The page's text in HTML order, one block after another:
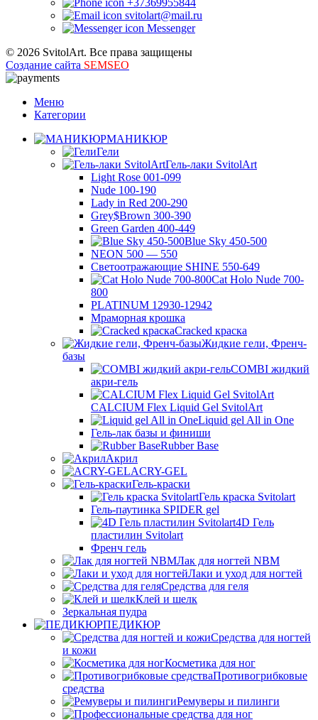
+37369955844
svitolart@mail.ru
Messenger
© 2026 SvitolArt. Все права защищены
Создание сайта SEMSEO
Меню
Категории
МАНИКЮР
Гели
Гель-лаки SvitolArt
Light Rose 001-099
Nude 100-190
Lady in Red 200-290
Grey$Brown 300-390
Green Garden 400-449
Blue Sky 450-500
NEON 500 — 550
Светоотражающие SHINE 550-649
Cat Holo Nude 700-
800
PLATINUM 12930-12942
Мраморная крошка
Cracked краска
Жидкие гели, Френч-
базы
COMBI жидкий
акри-гель
CALCIUM Flex Liquid Gel SvitolArt
Liquid gel All in One
Гель-лак базы и финиши
Rubber Base
Акрил
ACRY-GEL
Гель-краски
Гель краска Svitolart
Гель-паутинка SPIDER gel
4D Гель
пластилин Svitolart
Френч гель
Лак для ногтей NBM
Лаки и уход для ногтей
Средства для геля
Клей и шелк
Зеркальная пудра
ПЕДИКЮР
Средства для ногтей
и кожи
Косметика для ног
Противогрибковые
средства
Ремуверы и пилинги